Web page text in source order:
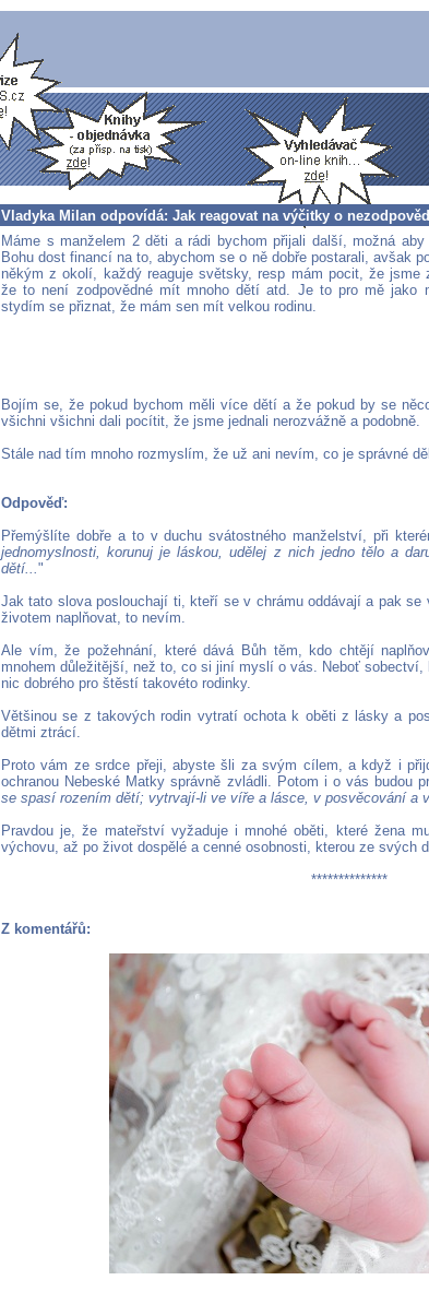
Vladyka Milan odpovídá: Jak reagovat na výčitky o
Máme s manželem 2 děti a rádi bychom přijali další, možná
Bohu dost financí na to, abychom se o ně dobře postarali, avšak
někým z okolí, každý reaguje světsky, resp mám pocit, že jsme
že to není zodpovědné mít mnoho dětí atd. Je to pro mě jako
stydím se přiznat, že mám sen mít velkou rodinu.
Bojím se, že pokud bychom měli více dětí a že pokud by se
všichni všichni dali pocítit, že jsme jednali nerozvážně a podobně.
Stále nad tím mnoho rozmyslím, že už ani nevím, co je správné
Odpověď:
Přemýšlíte dobře a to v duchu svátostného manželství, při
jednomyslnosti, korunuj je láskou, udělej z nich jedno tělo a
dětí..."
Jak tato slova poslouchají ti, kteří se v chrámu oddávají a pak
životem naplňovat, to nevím.
Ale vím, že požehnání, které dává Bůh těm, kdo chtějí
mnohem důležitější, než to, co si jiní myslí o vás. Neboť
nic dobrého pro štěstí takovéto rodinky.
Většinou se z takových rodin vytratí ochota k oběti z lásky a
dětmi ztrácí.
Proto vám ze srdce přeji, abyste šli za svým cílem, a když i
ochranou Nebeské Matky správně zvládli. Potom i o vás budou
se spasí rozením dětí; vytrvají-li ve víře a lásce, v posvěcování a
Pravdou je, že mateřství vyžaduje i mnohé oběti, které žena
výchovu, až po život dospělé a cenné osobnosti, kterou ze svých
**************
Z komentářů: